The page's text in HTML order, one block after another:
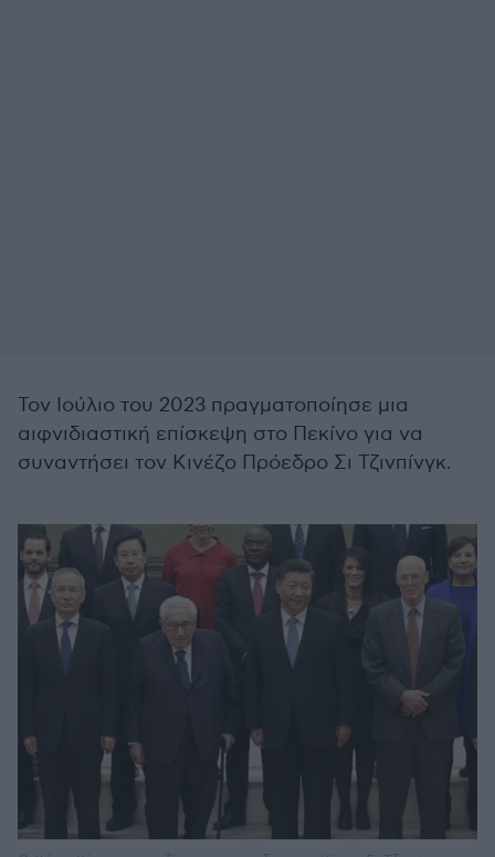
Τον Ιούλιο του 2023 πραγματοποίησε μια
αιφνιδιαστική επίσκεψη στο Πεκίνο για να
συναντήσει τον Κινέζο Πρόεδρο Σι Τζινπίνγκ.